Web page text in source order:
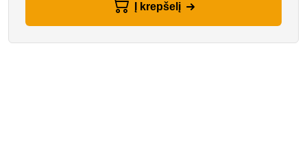
Į krepšelį